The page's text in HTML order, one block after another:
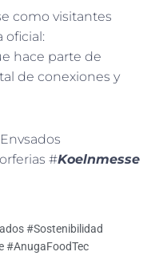
como visitantes
oficial:
hace parte de
de conexiones y
#Koelnmesse
#Sostenibilidad
#AnugaFoodTec